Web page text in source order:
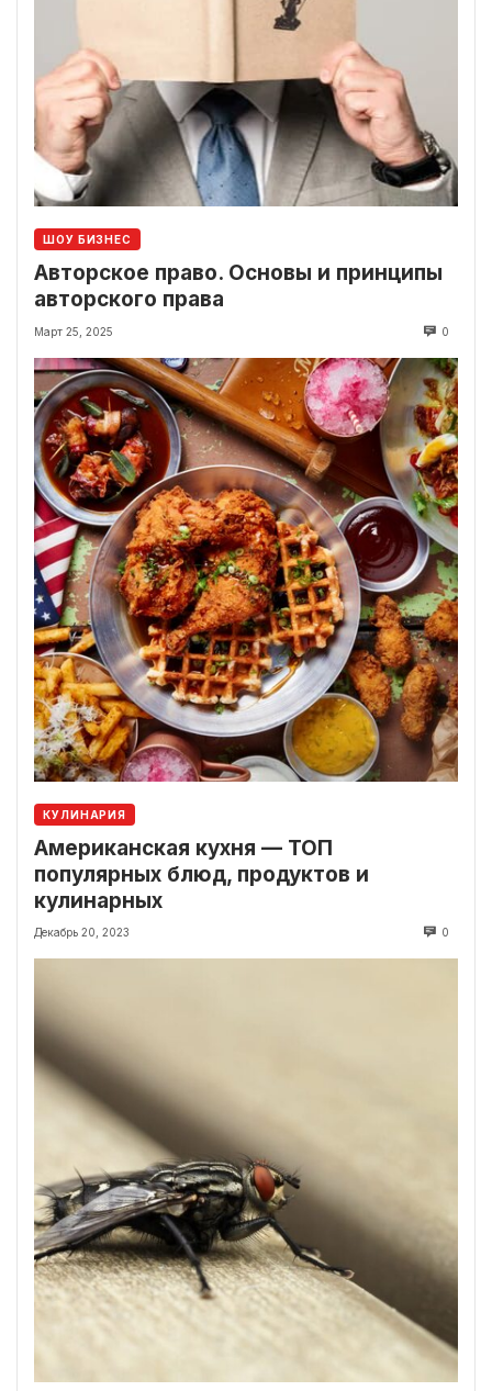
ШОУ БИЗНЕС
Авторское право. Основы и принципы
авторского права
Март 25, 2025 0
КУЛИНАРИЯ
Американская кухня — ТОП
популярных блюд, продуктов и
кулинарных
Декабрь 20, 2023 0